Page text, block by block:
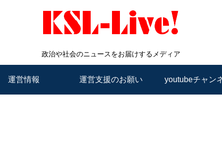
政治や社会のニュースをお届けするメディア
運営情報 運営支援のお願い youtubeチャン